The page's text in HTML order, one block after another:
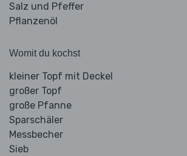
Salz und Pfeffer
Pflanzenöl
Womit du kochst
kleiner Topf mit Deckel
großer Topf
große Pfanne
Sparschäler
Messbecher
Sieb